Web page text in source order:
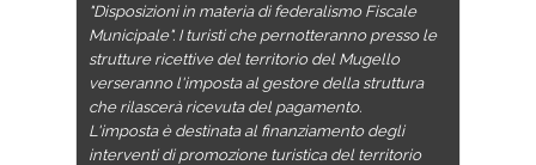
"Disposizioni in materia di federalismo Fiscale
Municipale". I turisti che pernotteranno presso le
strutture ricettive del territorio del Mugello
verseranno l'imposta al gestore della struttura
che rilascerà ricevuta del pagamento.
L'imposta è destinata al finanziamento degli
interventi di promozione turistica del territorio